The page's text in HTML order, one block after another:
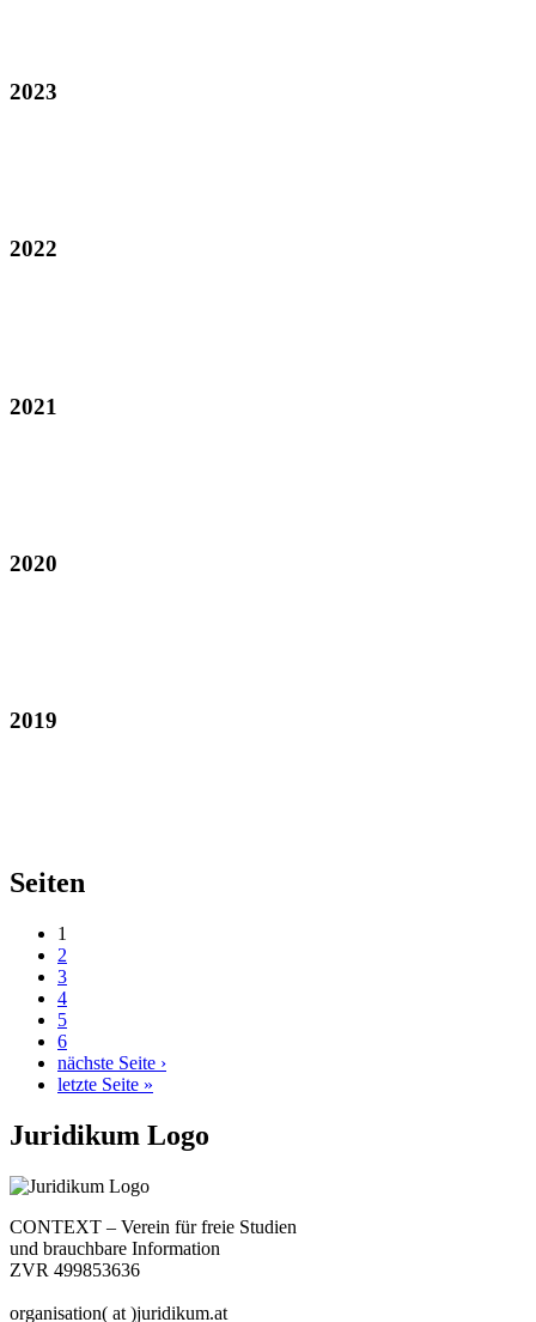
2023
2022
2021
2020
2019
Seiten
1
2
3
4
5
6
nächste Seite ›
letzte Seite »
Juridikum Logo
CONTEXT – Verein für freie Studien
und brauchbare Information
ZVR 499853636
organisation( at )juridikum.at